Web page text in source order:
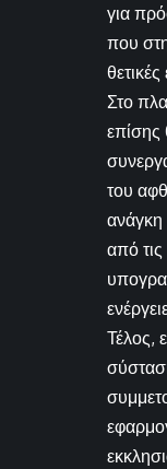
για
που
θετικές
Στο
επίσης
του
ανάγκη
από
Τέλος,